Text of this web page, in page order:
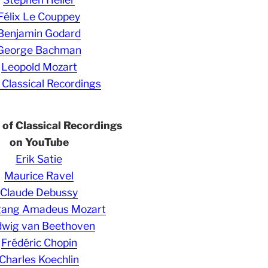
Le Couppey
Godard
Bachman
Leopold Mozart
Recordings
Classical Recordings
on YouTube
Erik Satie
Maurice Ravel
Claude Debussy
Amadeus Mozart
van Beethoven
Frédéric Chopin
Koechlin